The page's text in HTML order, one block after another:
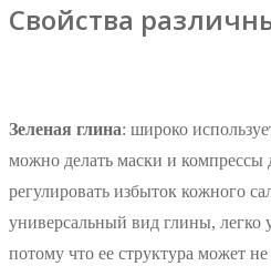
Свойства
Зеленая глина: широко
можно делать маски и компрессы
регулировать избыток кожного
универсальный вид глины, легко
потому что ее структура может